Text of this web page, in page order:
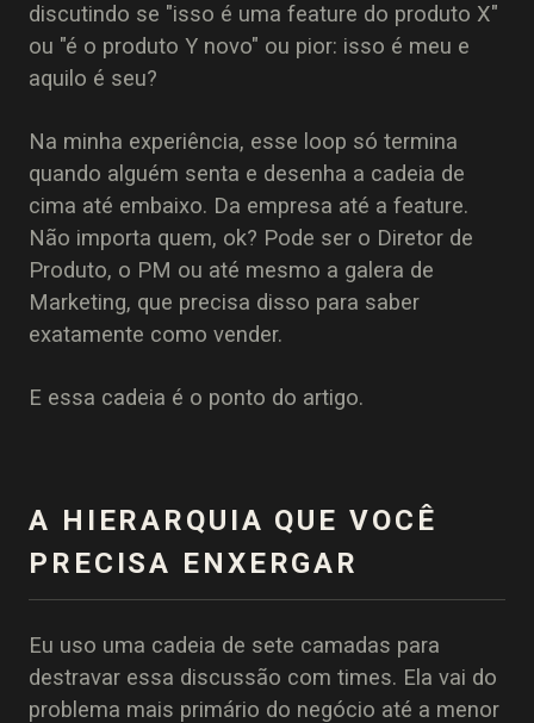
discutindo se "isso é uma feature do produto X"
ou "é o produto Y novo" ou pior: isso é meu e
aquilo é seu?
Na minha experiência, esse loop só termina
quando alguém senta e desenha a cadeia de
cima até embaixo. Da empresa até a feature.
Não importa quem, ok? Pode ser o Diretor de
Produto, o PM ou até mesmo a galera de
Marketing, que precisa disso para saber
exatamente como vender.
E essa cadeia é o ponto do artigo.
A HIERARQUIA QUE VOCÊ
PRECISA ENXERGAR
Eu uso uma cadeia de sete camadas para
destravar essa discussão com times. Ela vai do
problema mais primário do negócio até a menor